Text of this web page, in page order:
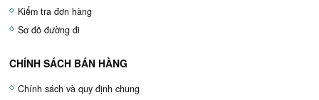
Kiểm tra đơn hàng
Sơ đồ đường đi
CHÍNH SÁCH BÁN HÀNG
Chính sách và quy định chung